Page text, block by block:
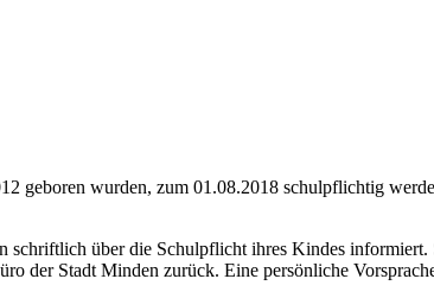
geboren wurden, zum 01.08.2018 schulpflichtig
über die Schulpflicht ihres Kindes
der Stadt Minden zurück. Eine persönliche